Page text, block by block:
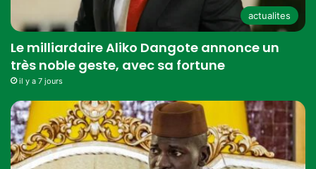
actualites
Le milliardaire Aliko Dangote annonce un
très noble geste, avec sa fortune
il y a 7 jours